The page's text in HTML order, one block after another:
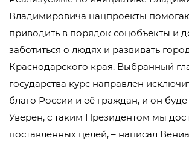
Владимировича нацпроекты
приводить в порядок соцобъекты и
заботиться о людях и развивать
Краснодарского края. Выбранный
государства курс направлен
благо России и её граждан, и он
Уверен, с таким Президентом мы
поставленных целей, – написал